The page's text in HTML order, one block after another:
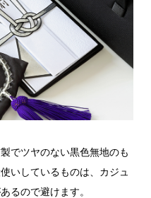
でツヤのない黒色無地のも
いしているものは、カジュ
るので避けます。